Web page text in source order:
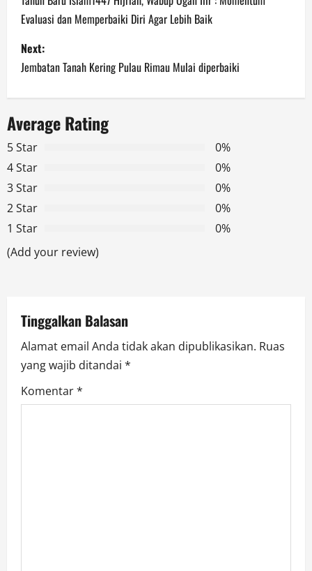
s
t
n
a
v
i
g
a
o
n
Evaluasi dan Memperbaiki Diri Agar Lebih Baik
Next:
Jembatan Tanah Kering Pulau Rimau Mulai diperbaiki
Average Rating
5 Star
0%
4 Star
0%
3 Star
0%
2 Star
0%
1 Star
0%
(Add your review)
Tinggalkan Balasan
Alamat email Anda tidak akan dipublikasikan. Ruas
yang wajib ditandai *
Komentar*